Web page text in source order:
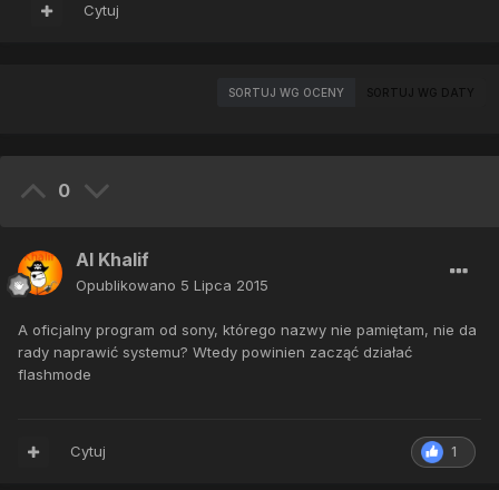
Cytuj
SORTUJ WG OCENY SORTUJ WG DATY
0
Al Khalif
Opublikowano 5 Lipca 2015
A oficjalny program od sony, którego nazwy nie pamiętam, nie da
rady naprawić systemu? Wtedy powinien zacząć działać
flashmode
1
Cytuj